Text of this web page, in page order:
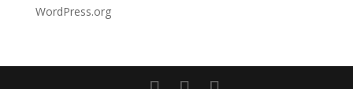
WordPress.org